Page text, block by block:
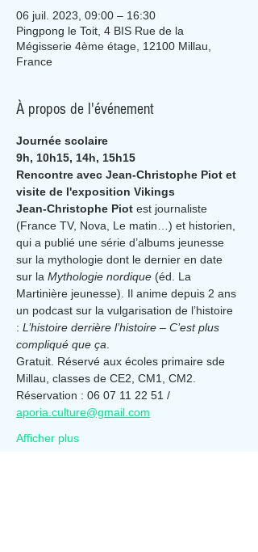
06 juil. 2023, 09:00 – 16:30
Pingpong le Toit, 4 BIS Rue de la
Mégisserie 4ème étage, 12100 Millau,
France
À propos de l'événement
Journée scolaire
9h, 10h15, 14h, 15h15
Rencontre avec Jean-Christophe Piot et
visite de l'exposition Vikings
Jean-Christophe Piot est journaliste
(France TV, Nova, Le matin…) et historien,
qui a publié une série d’albums jeunesse
sur la mythologie dont le dernier en date
sur la Mythologie nordique (éd. La
Martinière jeunesse). Il anime depuis 2 ans
un podcast sur la vulgarisation de l’histoire
: L’histoire derrière l’histoire – C’est plus
compliqué que ça
Gratuit. Réservé aux écoles primaire sde
Millau, classes de CE2, CM1, CM2.
Réservation : 06 07 11 22 51 /
aporia.culture@gmail.com
Afficher plus